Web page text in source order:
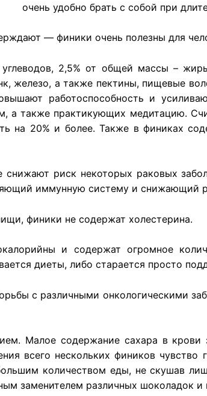
очень удобно брать с собой при
— финики очень полезны для
2,5% от общей массы –
железо, а также пектины, пищевые
работоспособность и
а также практикующих медитацию.
на 20% и более. Также в финиках
снижают риск некоторых раковых
иммунную систему и снижающий
финики не содержат холестерина.
и содержат огромное
диеты, либо старается просто
с различными онкологическими
Малое содержание сахара в
всего нескольких фиников
количеством еды, не скушав
заменителем различных шоколадок